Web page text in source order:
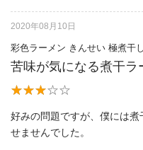
2020年08月10日
彩色ラーメン きんせい 極煮干
苦味が気になる煮干ラ
好みの問題ですが、僕には
せませんでした。